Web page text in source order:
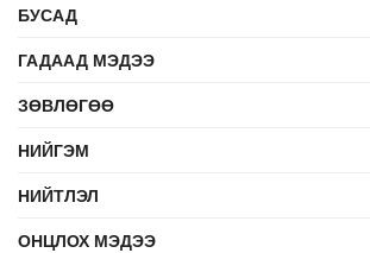
БУСАД
ГАДААД МЭДЭЭ
ЗӨВЛӨГӨӨ
НИЙГЭМ
НИЙТЛЭЛ
ОНЦЛОХ МЭДЭЭ